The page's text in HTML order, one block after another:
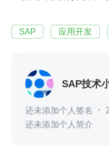
SAP 应用开发
SAP技术
还未添加个人签名
还未添加个人简介